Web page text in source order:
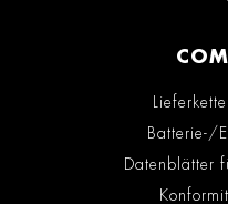
Batterie-/
Datenblätter